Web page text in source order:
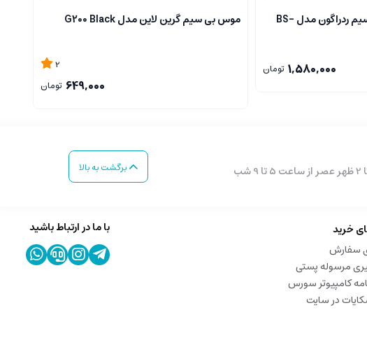
کیبورد و موس اداری با سیم ردراگون مدل BS-
1,580,000 تومان
موس بی سیم گرین لاین مدل G200 Black
2
649,000 تومان
برگشت به بالا
خرید
سفارش
مرسوله پستی
کامپیوتر سورس
در سایت
با ما در ارتباط باشید